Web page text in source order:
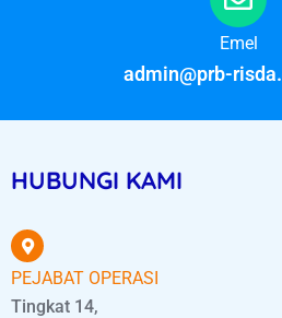
Emel
admin@prb-
HUBUNGI KAMI
PEJABAT OPERASI
Tingkat 14,